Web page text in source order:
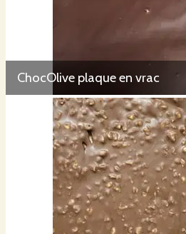
ChocOlive plaque en vrac